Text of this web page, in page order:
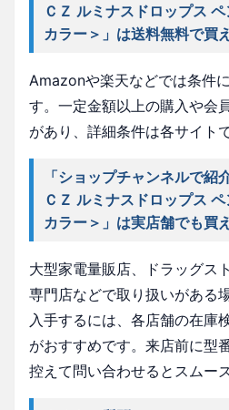
ＣＺ ルミナスドロップス
カラー＞」は送料無料で買
Amazonや楽天などでは条件
す。一定金額以上の購入や会
があり、詳細条件は各サイト
「ショップチャンネルで
ＣＺ ルミナスドロップス
カラー＞」は実店舗でも買
大型家電量販店、ドラッグス
専門店などで取り扱いがある
入手するには、各店舗の在庫
がおすすめです。来店前に型
控えて問い合わせるとスムーズ